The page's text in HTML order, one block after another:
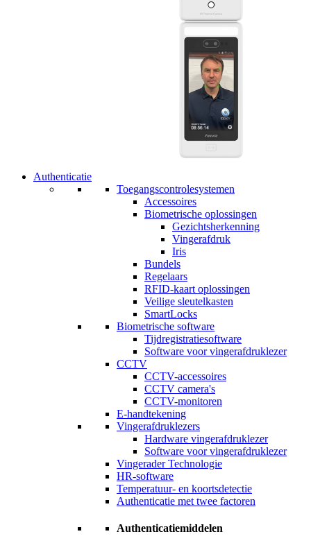
Authenticatie
Toegangscontrolesystemen
Accessoires
Biometrische oplossingen
Gezichtsherkenning
Vingerafdruk
Iris
Bundels
Regelaars
RFID-kaart oplossingen
Veilige sleutelkasten
SmartLocks
Biometrische software
Tijdregistratiesoftware
Software voor vingerafdruklezer
CCTV
CCTV-accessoires
CCTV camera's
CCTV-monitoren
E-handtekening
Vingerafdruklezers
Hardware vingerafdruklezer
Software voor vingerafdruklezer
Vingerader Technologie
HR-software
Temperatuur- en koortsdetectie
Authenticatie met twee factoren
Authenticatiemiddelen